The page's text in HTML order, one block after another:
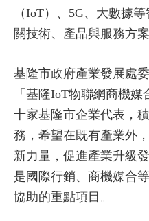
（IoT）、5G、大數據
關技術、產品與服務方
基隆市政府產業發展處
「基隆IoT物聯網商機
十家基隆市企業代表，
務，希望在既有產業外
新力量，促進產業升級
是國際行銷、商機媒合
協助的重點項目。